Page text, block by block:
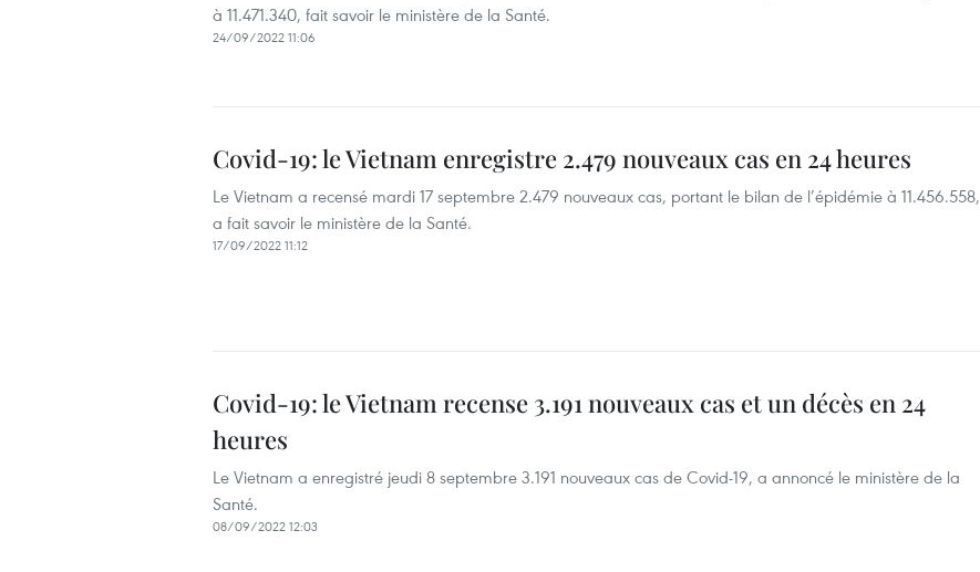
à 11.471.340, fait savoir le ministère de la Santé.
24/09/2022 11:06
Covid-19: le Vietnam enregistre 2.479 nouveaux cas en 24 heures
Le Vietnam a recensé mardi 17 septembre 2.479 nouveaux cas, portant le bilan de l’épidémie à 11.456.558,
a fait savoir le ministère de la Santé.
17/09/2022 11:12
Covid-19: le Vietnam recense 3.191 nouveaux cas et un décès en 24
heures
Le Vietnam a enregistré jeudi 8 septembre 3.191 nouveaux cas de Covid-19, a annoncé le ministère de la
Santé.
08/09/2022 12:03